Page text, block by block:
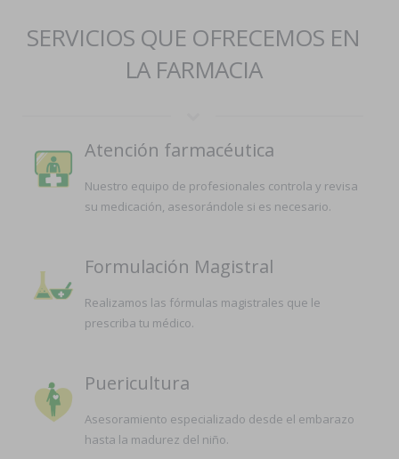
SERVICIOS QUE OFRECEMOS EN
LA FARMACIA
Atención farmacéutica
Nuestro equipo de profesionales controla y revisa
su medicación, asesorándole si es necesario.
Formulación Magistral
Realizamos las fórmulas magistrales que le
prescriba tu médico.
Puericultura
Asesoramiento especializado desde el embarazo
hasta la madurez del niño.